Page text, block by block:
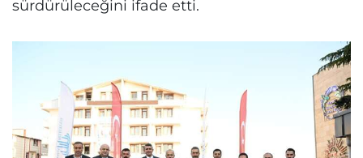
sürdürüleceğini ifade etti.